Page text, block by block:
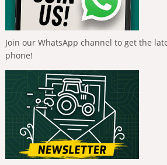
Join our WhatsApp channel to get the
phone!